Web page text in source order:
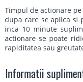
Timpul de actionare
dupa care se aplica si
inca 10 minute
actionare se poate
rapiditatea sau
Informatii